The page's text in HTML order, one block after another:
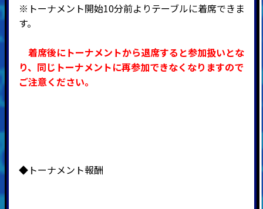
※トーナメント開始10分前よりテーブルに着席できま
す。
着席後にトーナメントから退席すると参加扱いとな
り、同じトーナメントに再参加できなくなりますので
ご注意ください。
◆トーナメント報酬